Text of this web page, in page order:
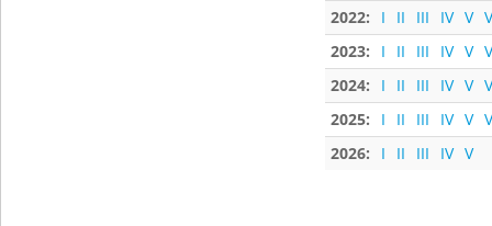
2022:
I II III IV V
2023:
I II III IV V
2024:
I II III IV V
2025:
I II III IV V
2026:
I II III IV V